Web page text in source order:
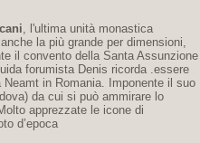
, l'ultima unità monastica
la più grande per dimensioni,
il convento della Santa Assunzione
forumista Denis ricorda .essere
in Romania. Imponente il suo
da cui si può ammirare lo
apprezzate le icone di
d’epoca